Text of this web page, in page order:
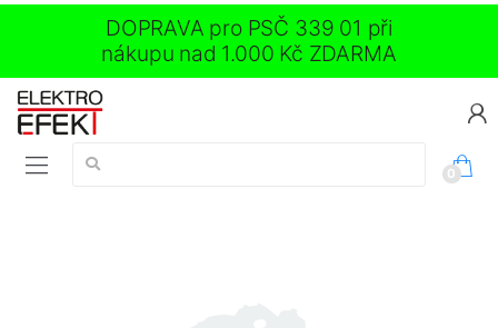
DOPRAVA pro PSČ 339 01 při
nákupu nad 1.000 Kč ZDARMA
Vyhledávání:
0